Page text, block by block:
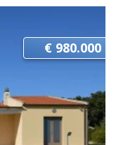
€ 980.000